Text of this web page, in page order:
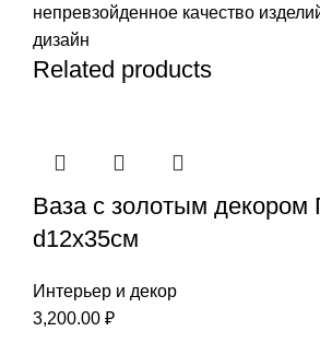
непревзойденное качество
дизайн
Related products
Ваза с золотым декором
d12x35см
Интерьер и декор
3,200.00 ₽